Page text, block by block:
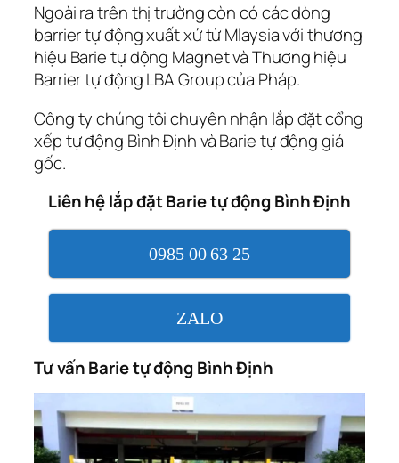
Ngoài ra trên thị trường còn có các dòng
barrier tự động xuất xứ từ Mlaysia với thương
hiệu Barie tự động Magnet và Thương hiệu
Barrier tự động LBA Group của Pháp.
Công ty chúng tôi chuyên nhận lắp đặt cổng
xếp tự động Bình Định và Barie tự động giá
gốc.
Liên hệ lắp đặt Barie tự động Bình Định
0985 00 63 25
ZALO
Tư vấn Barie tự động Bình Định